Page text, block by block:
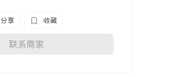
分享 收藏
联系商家